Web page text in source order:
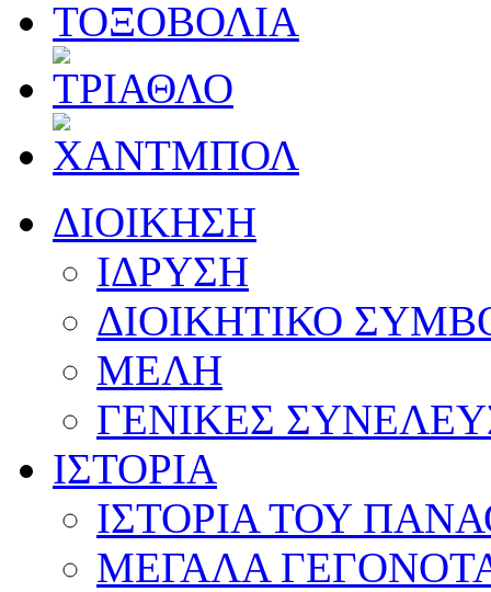
ΔΙΟΙΚΗΣΗ
ΙΔΡΥΣΗ
ΔΙΟΙΚΗΤΙΚΟ
ΜΕΛΗ
ΓΕΝΙΚΕΣ
ΙΣΤΟΡΙΑ
ΙΣΤΟΡΙΑ ΤΟΥ
ΜΕΓΑΛΑ